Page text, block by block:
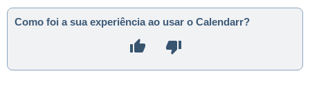
Como foi a sua experiência ao usar o Calendarr?